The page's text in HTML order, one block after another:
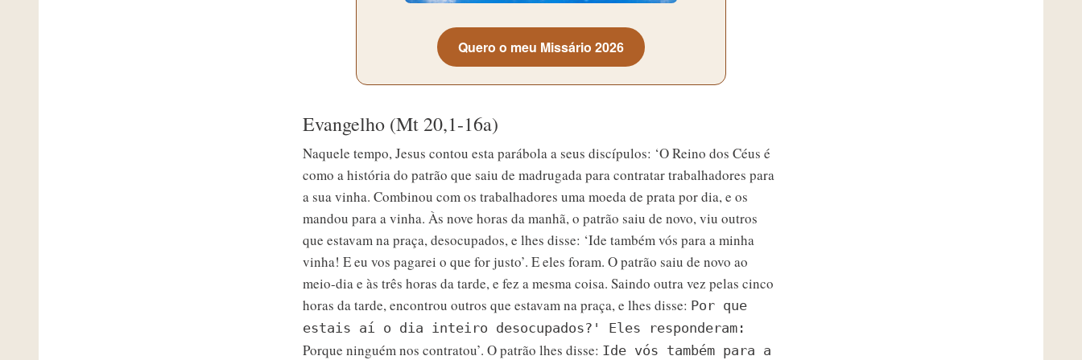
Quero o meu Missário 2026
Evangelho (Mt 20,1-16a)
Naquele tempo, Jesus contou esta parábola a seus discípulos: ‘O Reino dos Céus é
como a história do patrão que saiu de madrugada para contratar trabalhadores para
a sua vinha. Combinou com os trabalhadores uma moeda de prata por dia, e os
mandou para a vinha. Às nove horas da manhã, o patrão saiu de novo, viu outros
que estavam na praça, desocupados, e lhes disse: ‘Ide também vós para a minha
vinha! E eu vos pagarei o que for justo’. E eles foram. O patrão saiu de novo ao
meio-dia e às três horas da tarde, e fez a mesma coisa. Saindo outra vez pelas cinco
horas da tarde, encontrou outros que estavam na praça, e lhes disse: Por que
estais aí o dia inteiro desocupados?' Eles responderam:
Porque ninguém nos contratou’. O patrão lhes disse: Ide vós também para a